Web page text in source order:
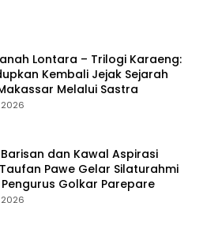
Lontara – Trilogi Karaeng:
Kembali Jejak Sejarah
Melalui Sastra
dan Kawal Aspirasi
Pawe Gelar Silaturahmi
Golkar Parepare